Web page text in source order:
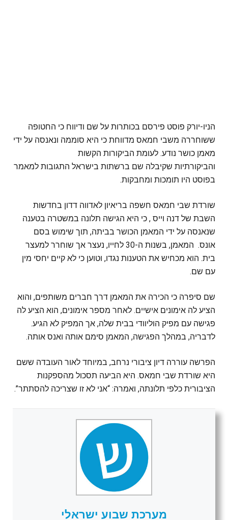
הניו-יורק פוסט פירסם בכותרות על שם ודיווח כי החטופה
ששוחררה משבי חמאס מדווחת כי היא סוממה ונאנסה על ידי
מאמן כושר נודע. לעומת הביקורות הקשות
והביקורתיות שקיבלה שם ברשתות בישראל התגובות למאמר
בפוסט היו תומכות ומחבקות.
שורדת שבי חמאס חשפה בריאיון לאדווה דדון בחדשות
השבת של דנה וייס , כי היא הגישה תלונה במשטרה בטענה
שנאנסה על ידי המאמן הכושר בביתה, תוך שימוש בסם
אונס. המאמן, בשנות ה-30 לחייו, נעצר אך שוחרר למעצר
בית. הוא מכחיש את הטענות נגדו, וטוען כי לא קיים יחסי מין
עם שם.
שם סיפרה כי הכירה את המאמן דרך חברים משותפים, והוא
הציע לה אימונים אישיים. לאחר מספר אימונים, הוא הציע לה
פגישה עם מפיק הוליוודי בבית שלה, אך המפיק לא הגיע.
לדבריה, במהלך הפגישה, המאמן סימם אותה ואנס אותה.
הפרשה עוררה דיון ציבורי נרחב, במיוחד לאור העובדה ששם
היא שורדת שבי חמאס. היא הביעה תסכול מהספקנות
הציבורית כלפי תלונתה, ואמרה: “אני לא זו שצריכה להסתתר”.
מערכת שבוע ישראלי